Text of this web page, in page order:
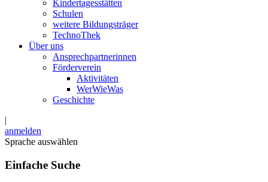
Kindertagesstätten
Schulen
weitere Bildungsträger
TechnoThek
Über uns
Ansprechpartnerinnen
Förderverein
Aktivitäten
WerWieWas
Geschichte
|
anmelden
Sprache auswählen
Einfache Suche